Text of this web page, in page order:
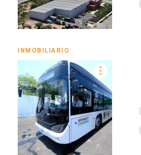
INMOBILIARIO